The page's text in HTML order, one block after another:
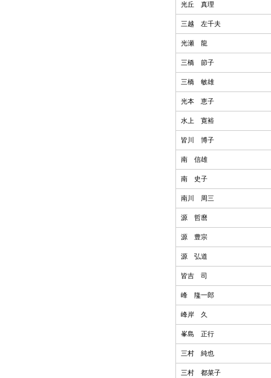
光丘 真理
三越 左千夫
光瀬 龍
三橋 節子
三橋 敏雄
光本 恵子
水上 寛裕
皆川 博子
南 信雄
南 史子
南川 周三
源 哲麿
源 豊宗
源 弘道
皆吉 司
峰 隆一郎
峰岸 久
峯島 正行
三村 純也
三村 都菜子